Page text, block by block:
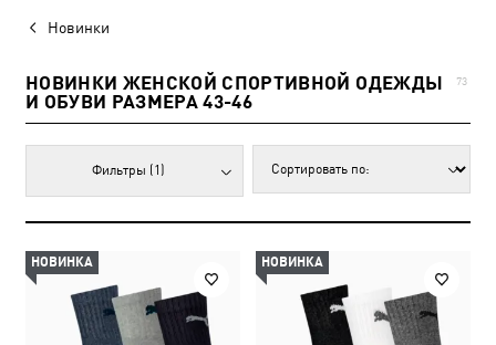
Новинки
НОВИНКИ ЖЕНСКОЙ СПОРТИВНОЙ ОДЕЖДЫ
И ОБУВИ РАЗМЕРА 43-46
73
Фильтры (1)
НОВИНКА НОВИНКА